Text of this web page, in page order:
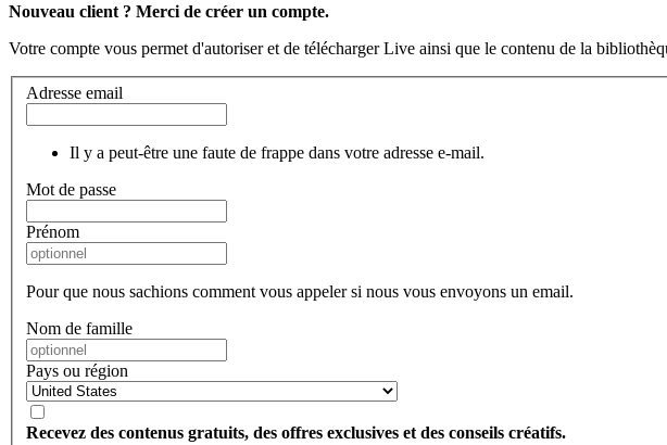
Nouveau client ? Merci de créer un compte.
Votre compte vous permet d'autoriser et de télécharger Live ainsi que le contenu de la
Adresse email
Il y a peut-être une faute de frappe dans votre adresse e-mail.
Mot de passe
Prénom
Pour que nous sachions comment vous appeler si nous vous envoyons un email.
Nom de famille
Pays ou région
Recevez des contenus gratuits, des offres exclusives et des conseils créatifs.